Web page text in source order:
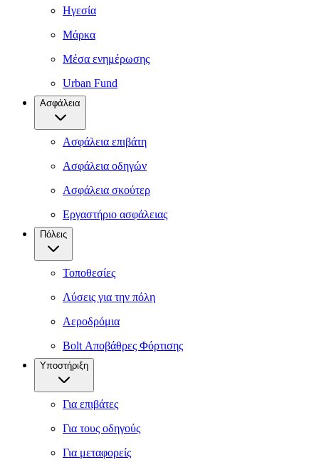
Ηγεσία
Μάρκα
Μέσα ενημέρωσης
Urban Fund
Ασφάλεια
Ασφάλεια επιβάτη
Ασφάλεια οδηγών
Ασφάλεια σκούτερ
Εργαστήριο ασφάλειας
Πόλεις
Τοποθεσίες
Λύσεις για την πόλη
Αεροδρόμια
Bolt Αποβάθρες Φόρτισης
Υποστήριξη
Για επιβάτες
Για τους οδηγούς
Για μεταφορείς